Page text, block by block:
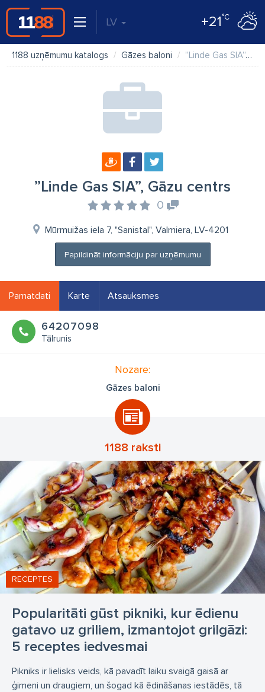
LV +21°C
1188 uzņēmumu katalogs Gāzes baloni ”Linde Gas SIA”, Gāzu centrs
”Linde Gas SIA”, Gāzu centrs
0
Mūrmuižas iela 7, "Sanistal", Valmiera, LV-4201
Papildināt informāciju par uzņēmumu
Pamatdati Karte Atsauksmes
64207098
Tālrunis
Nozare:
Gāzes baloni
1188 raksti
Popularitāti gūst pikniki, kur ēdienu
gatavo uz griliem, izmantojot grilgāzi:
5 receptes iedvesmai
RECEPTES
Pikniks ir lielisks veids, kā pavadīt laiku svaigā gaisā ar
ģimeni un draugiem, un šogad kā ēdināšanas iestādēs, tā